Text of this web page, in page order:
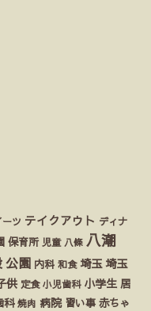
ーツ テイクアウト ディナ
保育所 児童 八條 八潮
公園 内科 和食 埼玉 埼玉
供 定食 小児歯科 小学生 居
科 焼肉 病院 習い事 赤ちゃ